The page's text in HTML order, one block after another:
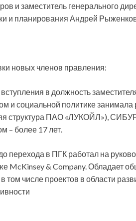
и заместитель генерального
и планирования Андрей
новых членов правления:
в должность
и социальной политике
структура ПАО «ЛУКОЙЛ»),
– более 17 лет.
в ПГК работал на
McKinsey & Company. Обладает
том числе проектов в области